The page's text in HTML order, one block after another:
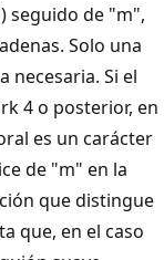
seguido de "m",
Solo una
necesaria. Si el
4 o posterior, en
es un carácter
de "m" en la
que distingue
que, en el caso